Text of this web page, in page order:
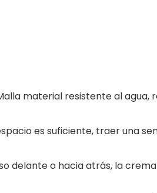
material resistente al agua,
es suficiente, traer una
delante o hacia atrás, la